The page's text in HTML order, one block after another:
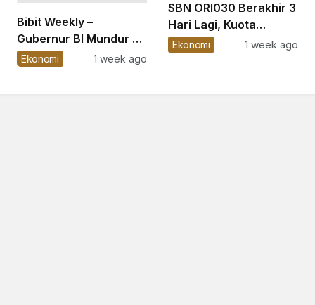
Bibit Weekly –
Gubernur BI Mundur &
BI Rate Ditahan di
Ekonomi 1 week ago
SBN ORI030 Berakhir 3
Hari Lagi, Kuota
Semakin Menipis
Ekonomi 1 week ago